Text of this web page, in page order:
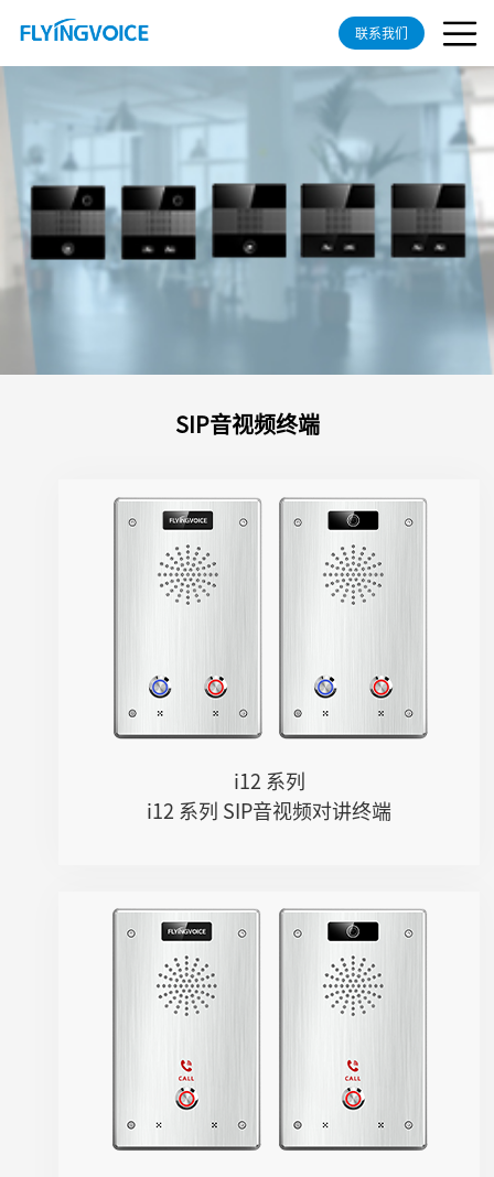
联系我们
SIP音视频终端
i12 系列
i12 系列 SIP音视频对讲终端
i12 系列
● 195mm* 120mm*40mm（L*W*H）
● 2个速拨按键
● -40℃ 至 75℃（i12V 为 -30℃ 至 ...
● 一键呼叫按钮
● SIP协议网络通信标准
● 轻松配置与维护
● 195mm* 120mm*40mm（L*W*H）
● 1个速拨按键
● 支持PoE供电
● 内置高清喇叭、双阵列麦克风
● 1080P高清摄像头
● IK10、IP65防护等级，防暴防撞击、...